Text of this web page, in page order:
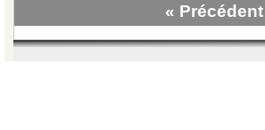
« Précédent